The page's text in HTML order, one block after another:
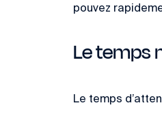
pouvez
Le temps
Le temps